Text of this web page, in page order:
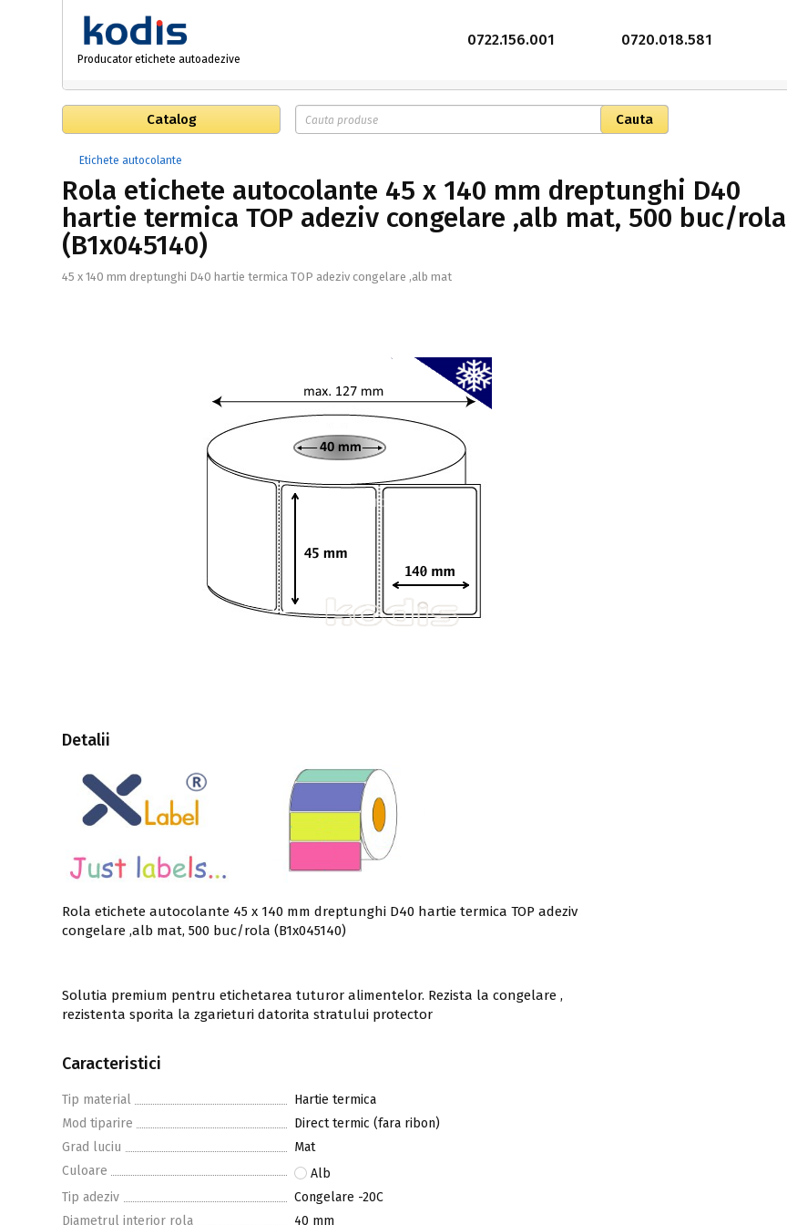
Producator etichete autoadezive
0722.156.001 0720.018.581
Catalog
Etichete autocolante
Rola etichete autocolante 45 x 140 mm dreptunghi D40
hartie termica TOP adeziv congelare ,alb mat, 500 buc/rola
(B1x045140)
45 x 140 mm dreptunghi D40 hartie termica TOP adeziv congelare ,alb mat
Detalii
Rola etichete autocolante 45 x 140 mm dreptunghi D40 hartie termica TOP adeziv
congelare ,alb mat, 500 buc/rola (B1x045140)
Solutia premium pentru etichetarea tuturor alimentelor. Rezista la congelare ,
rezistenta sporita la zgarieturi datorita stratului protector
Caracteristici
Tip material
Hartie termica
Mod tiparire
Direct termic (fara ribon)
Grad luciu
Mat
Culoare
Alb
Tip adeziv
Congelare -20C
Diametrul interior rola
40 mm